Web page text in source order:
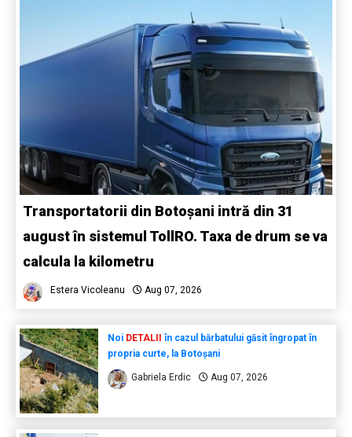
Transportatorii din Botoșani intră din 31
august în sistemul TollRO. Taxa de drum se va
calcula la kilometru
Estera Vicoleanu Aug 07, 2026
Noi DETALIIîn cazul bărbatului găsit îngropat în
propria curte, la Botoșani
Gabriela Erdic Aug 07, 2026